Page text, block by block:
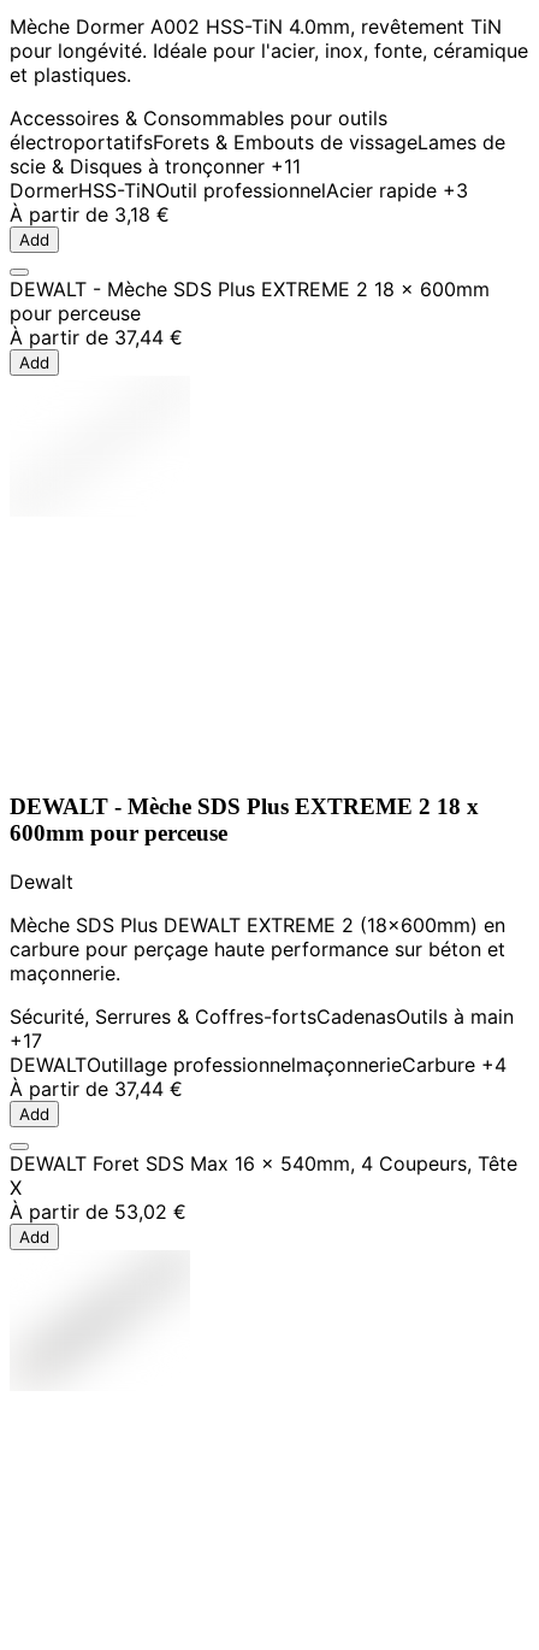
Mèche Dormer A002 HSS-TiN 4.0mm, revêtement TiN
pour longévité. Idéale pour l'acier, inox, fonte, céramique
et plastiques.
Accessoires & Consommables pour outils
électroportatifsForets & Embouts de vissageLames de
scie & Disques à tronçonner +11
DormerHSS-TiNOutil professionnelAcier rapide +3
À partir de 3,18 €
Add
DEWALT - Mèche SDS Plus EXTREME 2 18 x 600mm
pour perceuse
À partir de 37,44 €
Add
DEWALT - Mèche SDS Plus EXTREME 2 18 x
600mm pour perceuse
Dewalt
Mèche SDS Plus DEWALT EXTREME 2 (18x600mm) en
carbure pour perçage haute performance sur béton et
maçonnerie.
Sécurité, Serrures & Coffres-fortsCadenasOutils à main
+17
DEWALTOutillage professionnelmaçonnerieCarbure +4
À partir de 37,44 €
Add
DEWALT Foret SDS Max 16 x 540mm, 4 Coupeurs, Tête
X
À partir de 53,02 €
Add